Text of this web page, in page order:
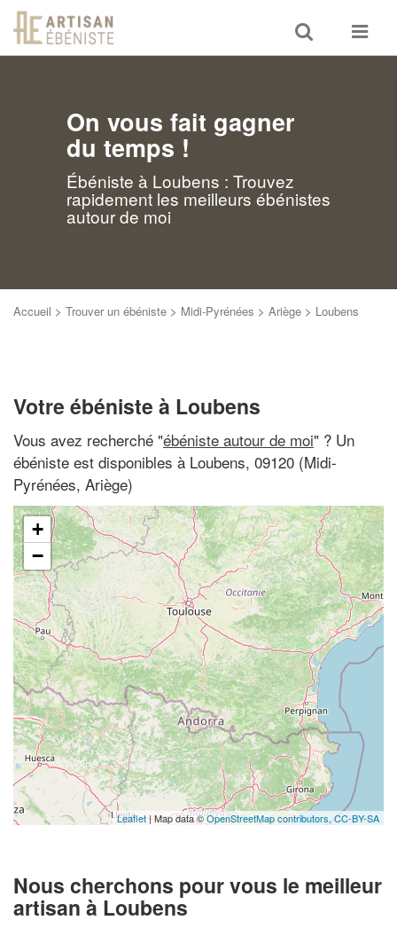
Toggle
search
Toggle
On vous fait gagner
du temps !
Ébéniste à Loubens : Trouvez
rapidement les meilleurs ébénistes
autour de moi
Accueil > Trouver un ébéniste > Midi-Pyrénées > Ariège > Loubens
Votre ébéniste à Loubens
Vous avez recherché "ébéniste autour de moi" ? Un
ébéniste est disponibles à Loubens, 09120 (Midi-
Pyrénées, Ariège)
+
−
Leaflet| Map data ©OpenStreetMap contributors, CC-BY-SA
Nous cherchons pour vous le meilleur
artisan à Loubens